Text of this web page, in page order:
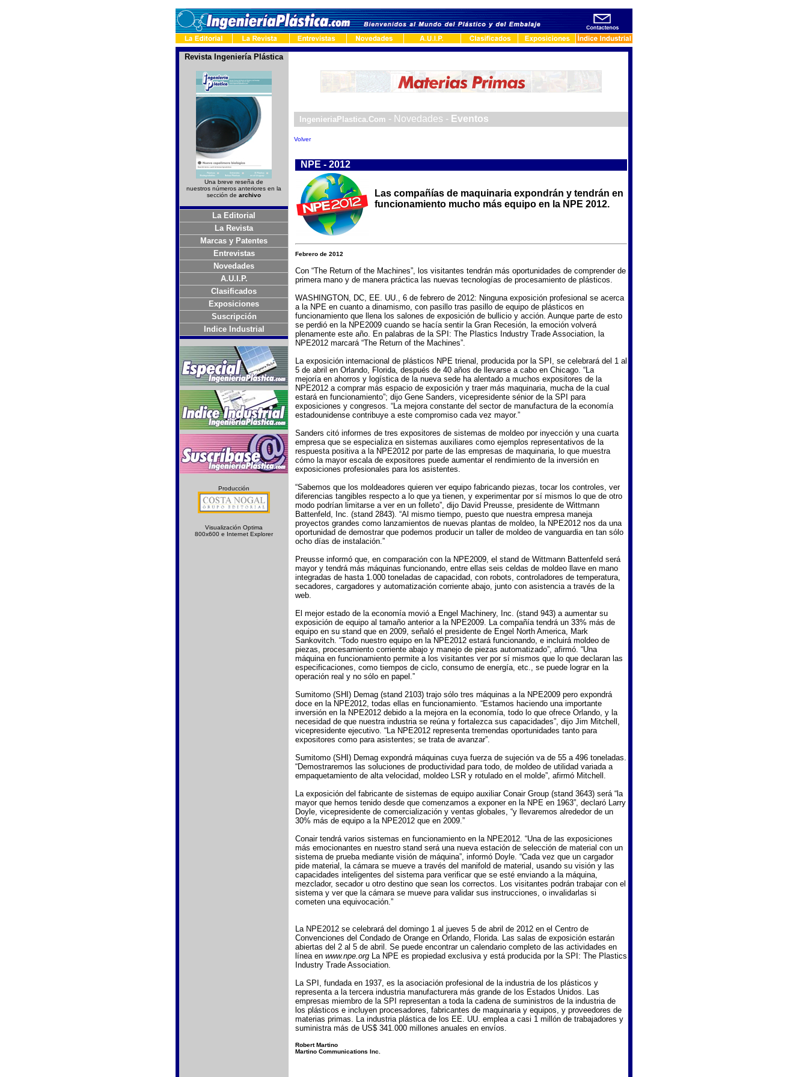
Revista Ingeniería Plástica
Una breve reseña de
nuestros números anteriores en la
sección de archivo
La Editorial
La Revista
Marcas y Patentes
Entrevistas
Novedades
A.U.I.P.
Clasificados
Exposiciones
Suscripción
Indice Industrial
Producción
Visualización Optima
800x600 e Internet Explorer
IngenieriaPlastica.Com - Novedades - Eventos
Volver
NPE - 2012
Las compañías de maquinaria expondrán y tendrán en
funcionamiento mucho más equipo en la NPE 2012.
Febrero de 2012
Con “The Return of the Machines”, los visitantes tendrán más oportunidades de comprender de
primera mano y de manera práctica las nuevas tecnologías de procesamiento de plásticos.
WASHINGTON, DC, EE. UU., 6 de febrero de 2012: Ninguna exposición profesional se acerca
a la NPE en cuanto a dinamismo, con pasillo tras pasillo de equipo de plásticos en
funcionamiento que llena los salones de exposición de bullicio y acción. Aunque parte de esto
se perdió en la NPE2009 cuando se hacía sentir la Gran Recesión, la emoción volverá
plenamente este año. En palabras de la SPI: The Plastics Industry Trade Association, la
NPE2012 marcará “The Return of the Machines”.
La exposición internacional de plásticos NPE trienal, producida por la SPI, se celebrará del 1 al
5 de abril en Orlando, Florida, después de 40 años de llevarse a cabo en Chicago. “La
mejoría en ahorros y logística de la nueva sede ha alentado a muchos expositores de la
NPE2012 a comprar más espacio de exposición y traer más maquinaria, mucha de la cual
estará en funcionamiento”; dijo Gene Sanders, vicepresidente sénior de la SPI para
exposiciones y congresos. “La mejora constante del sector de manufactura de la economía
estadounidense contribuye a este compromiso cada vez mayor.”
Sanders citó informes de tres expositores de sistemas de moldeo por inyección y una cuarta
empresa que se especializa en sistemas auxiliares como ejemplos representativos de la
respuesta positiva a la NPE2012 por parte de las empresas de maquinaria, lo que muestra
cómo la mayor escala de expositores puede aumentar el rendimiento de la inversión en
exposiciones profesionales para los asistentes.
“Sabemos que los moldeadores quieren ver equipo fabricando piezas, tocar los controles, ver
diferencias tangibles respecto a lo que ya tienen, y experimentar por sí mismos lo que de otro
modo podrían limitarse a ver en un folleto”, dijo David Preusse, presidente de Wittmann
Battenfeld, Inc. (stand 2843). “Al mismo tiempo, puesto que nuestra empresa maneja
proyectos grandes como lanzamientos de nuevas plantas de moldeo, la NPE2012 nos da una
oportunidad de demostrar que podemos producir un taller de moldeo de vanguardia en tan sólo
ocho días de instalación.”
Preusse informó que, en comparación con la NPE2009, el stand de Wittmann Battenfeld será
mayor y tendrá más máquinas funcionando, entre ellas seis celdas de moldeo llave en mano
integradas de hasta 1.000 toneladas de capacidad, con robots, controladores de temperatura,
secadores, cargadores y automatización corriente abajo, junto con asistencia a través de la
web.
El mejor estado de la economía movió a Engel Machinery, Inc. (stand 943) a aumentar su
exposición de equipo al tamaño anterior a la NPE2009. La compañía tendrá un 33% más de
equipo en su stand que en 2009, señaló el presidente de Engel North America, Mark
Sankovitch. “Todo nuestro equipo en la NPE2012 estará funcionando, e incluirá moldeo de
piezas, procesamiento corriente abajo y manejo de piezas automatizado”, afirmó. “Una
máquina en funcionamiento permite a los visitantes ver por sí mismos que lo que declaran las
especificaciones, como tiempos de ciclo, consumo de energía, etc., se puede lograr en la
operación real y no sólo en papel.”
Sumitomo (SHI) Demag (stand 2103) trajo sólo tres máquinas a la NPE2009 pero expondrá
doce en la NPE2012, todas ellas en funcionamiento. “Estamos haciendo una importante
inversión en la NPE2012 debido a la mejora en la economía, todo lo que ofrece Orlando, y la
necesidad de que nuestra industria se reúna y fortalezca sus capacidades”, dijo Jim Mitchell,
vicepresidente ejecutivo. “La NPE2012 representa tremendas oportunidades tanto para
expositores como para asistentes; se trata de avanzar”.
Sumitomo (SHI) Demag expondrá máquinas cuya fuerza de sujeción va de 55 a 496 toneladas.
“Demostraremos las soluciones de productividad para todo, de moldeo de utilidad variada a
empaquetamiento de alta velocidad, moldeo LSR y rotulado en el molde”, afirmó Mitchell.
La exposición del fabricante de sistemas de equipo auxiliar Conair Group (stand 3643) será “la
mayor que hemos tenido desde que comenzamos a exponer en la NPE en 1963”, declaró Larry
Doyle, vicepresidente de comercialización y ventas globales, “y llevaremos alrededor de un
30% más de equipo a la NPE2012 que en 2009.”
Conair tendrá varios sistemas en funcionamiento en la NPE2012. “Una de las exposiciones
más emocionantes en nuestro stand será una nueva estación de selección de material con un
sistema de prueba mediante visión de máquina”, informó Doyle. “Cada vez que un cargador
pide material, la cámara se mueve a través del manifold de material, usando su visión y las
capacidades inteligentes del sistema para verificar que se esté enviando a la máquina,
mezclador, secador u otro destino que sean los correctos. Los visitantes podrán trabajar con el
sistema y ver que la cámara se mueve para validar sus instrucciones, o invalidarlas si
cometen una equivocación.”
La NPE2012 se celebrará del domingo 1 al jueves 5 de abril de 2012 en el Centro de
Convenciones del Condado de Orange en Orlando, Florida. Las salas de exposición estarán
abiertas del 2 al 5 de abril. Se puede encontrar un calendario completo de las actividades en
línea en www.npe.org La NPE es propiedad exclusiva y está producida por la SPI: The Plastics
Industry Trade Association.
La SPI, fundada en 1937, es la asociación profesional de la industria de los plásticos y
representa a la tercera industria manufacturera más grande de los Estados Unidos. Las
empresas miembro de la SPI representan a toda la cadena de suministros de la industria de
los plásticos e incluyen procesadores, fabricantes de maquinaria y equipos, y proveedores de
materias primas. La industria plástica de los EE. UU. emplea a casi 1 millón de trabajadores y
suministra más de US$ 341.000 millones anuales en envíos.
Robert Martino
Martino Communications Inc.